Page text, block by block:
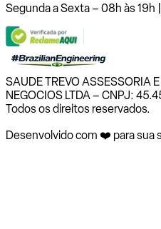
Segunda a Sexta – 08h às 19h
SAUDE TREVO ASSESSORIA
NEGOCIOS LTDA – CNPJ:
Todos os direitos reservados.
Desenvolvido com ❤️ para sua